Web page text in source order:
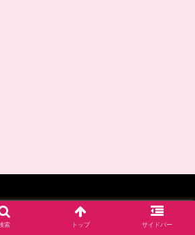
院保育士試験対策講座_公式ブログ.
索 トップ サイドバー